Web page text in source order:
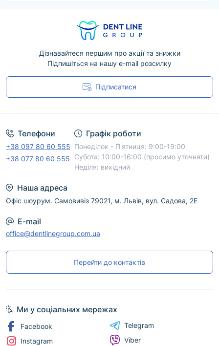
Дізнавайтеся першим про акції та знижки
Підпишіться на нашу e-mail розсилку
Підписатися
Телефони
+38 097 80 60 555
+38 077 80 60 555
Графік роботи
Понеділок - П'ятниця: 9:00-19:00
Субота: 10:00-16:00 (просимо уточняти)
Неділя: вихідний
Наша адреса
Офіс шоурум. Самовивіз 79021, м. Львів, вул. Садова, 2Е
E-mail
office@dentlinegroup.com.ua
Перейти до контактів
Ми у соціальних мережах
Facebook
Instagram
Telegram
Viber